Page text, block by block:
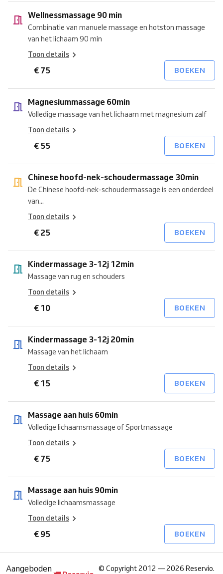
Wellnessmassage 90 min
Combinatie van manuele massage en hotston massage
van het lichaam 90 min
Toon details
€ 75 BOEKEN
Magnesiummassage 60min
Volledige massage van het lichaam met magnesium zalf
Toon details
€ 55 BOEKEN
Chinese hoofd-nek-schoudermassage 30min
De Chinese hoofd-nek-schoudermassage is een onderdeel
van...
Toon details
€ 25 BOEKEN
Kindermassage 3-12j 12min
Massage van rug en schouders
Toon details
€ 10 BOEKEN
Kindermassage 3-12j 20min
Massage van het lichaam
Toon details
€ 15 BOEKEN
Massage aan huis 60min
Volledige lichaamsmassage of Sportmassage
Toon details
€ 75 BOEKEN
Massage aan huis 90min
Volledige lichaamsmassage
Toon details
€ 95 BOEKEN
Aangeboden © Copyright 2012 — 2026 Reservio.